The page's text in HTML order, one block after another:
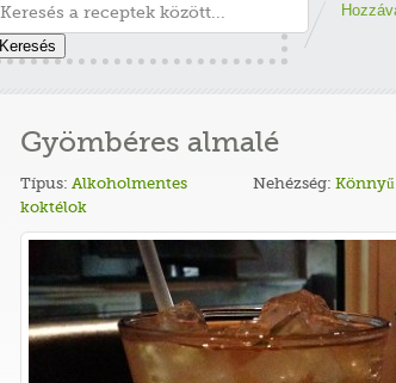
Keresés
Gyömbéres almalé
Típus: Alkoholmentes
koktélok
Nehézség: Könnyű